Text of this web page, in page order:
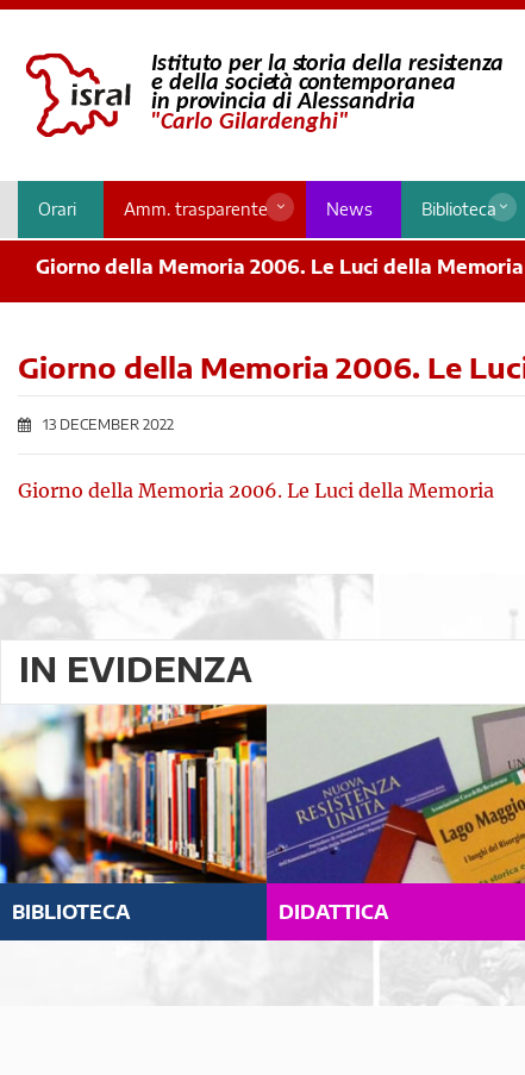
Orari Amm. trasparente News Biblioteca
Giorno della Memoria 2006. Le Luci della Memoria
Giorno della Memoria 2006. Le
13 DECEMBER 2022
Giorno della Memoria 2006. Le Luci della Memoria
IN EVIDENZA
BIBLIOTECA DIDATTICA